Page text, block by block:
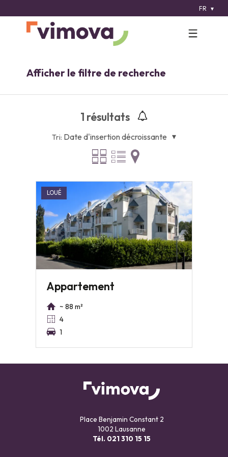
FR
Afficher le filtre de recherche
1 résultats
Tri: Date d'insertion décroissante
LOUÉ
Appartement
~ 88 m²
4
1
Place Benjamin Constant 2
1002 Lausanne
Tél. 021 310 15 15